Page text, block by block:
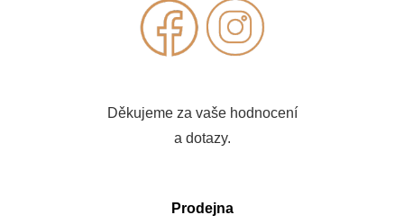
Děkujeme za vaše hodnocení
a dotazy.
Prodejna